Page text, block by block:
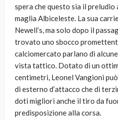
spera che questo sia il
maglia Albiceleste. La sua
Newell’s, ma solo dopo il
trovato uno sbocco
calciomercato parlano di
vista tattico. Dotato di un
centimetri, Leonel Vangioni
di esterno d’attacco che di
doti migliori anche il tiro da
predisposizione alla corsa.